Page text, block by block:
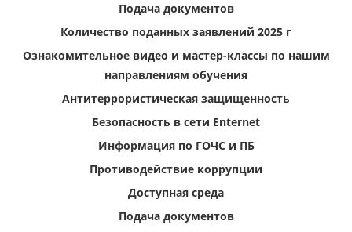
Подача документов
Количество поданных заявлений 2025 г
Ознакомительное видео и мастер-классы по нашим
направлениям обучения
Антитеррористическая защищенность
Безопасность в сети Enternet
Информация по ГОЧС и ПБ
Противодействие коррупции
Доступная среда
Подача документов